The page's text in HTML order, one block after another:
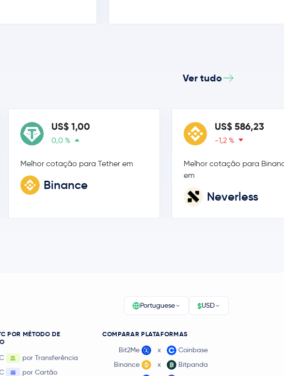
Ver tudo
US$ 1,00
0,0 %
Melhor cotação para Tether em
Binance
US$ 586,23
-1,2 %
Melhor cotação para
em
Neverless
Portuguese $USD
POR MÉTODO DE
por Transferência
por Cartão
COMPARAR PLATAFORMAS
Bit2Me x
Coinbase
Binance
x
Bitpanda